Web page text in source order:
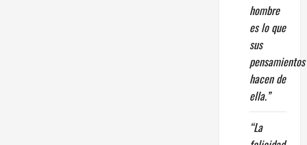
hombre
es lo que
sus
pensamientos
hacen de
ella.”
“La